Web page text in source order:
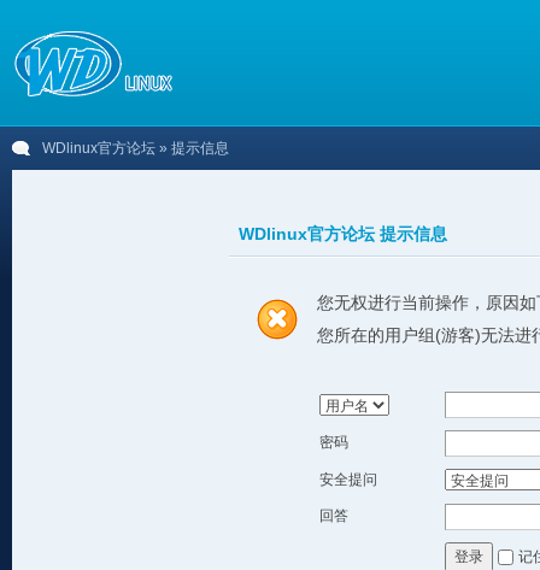
WDlinux官方论坛 » 提示信息
WDlinux官方论坛 提示信息
您无权进行当前操作，原因如
您所在的用户组(游客)无法进
密码
安全提问
回答
登录 记